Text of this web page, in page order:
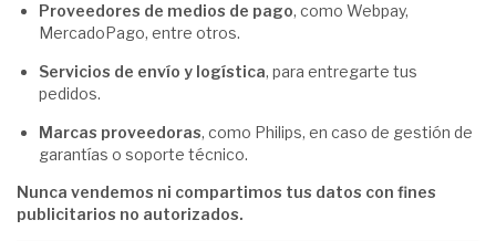
Proveedores de medios de pago, como Webpay,
MercadoPago, entre otros.
Servicios de envío y logística, para entregarte tus
pedidos.
Marcas proveedoras, como Philips, en caso de gestión de
garantías o soporte técnico.
Nunca vendemos ni compartimos tus datos con fines
publicitarios no autorizados.